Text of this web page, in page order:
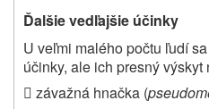
Ďalšie vedľajšie účinky
U veľmi malého počtu ľudí
účinky, ale ich presný výskyt
 závažná hnačka (